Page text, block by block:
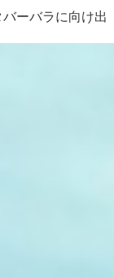
ーバラに向け出